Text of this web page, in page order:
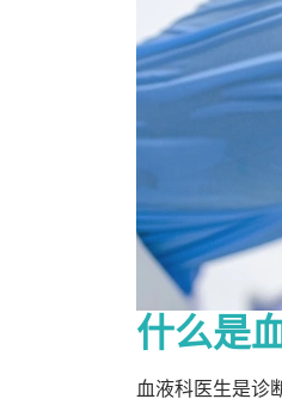
什么是
血液科医生是诊